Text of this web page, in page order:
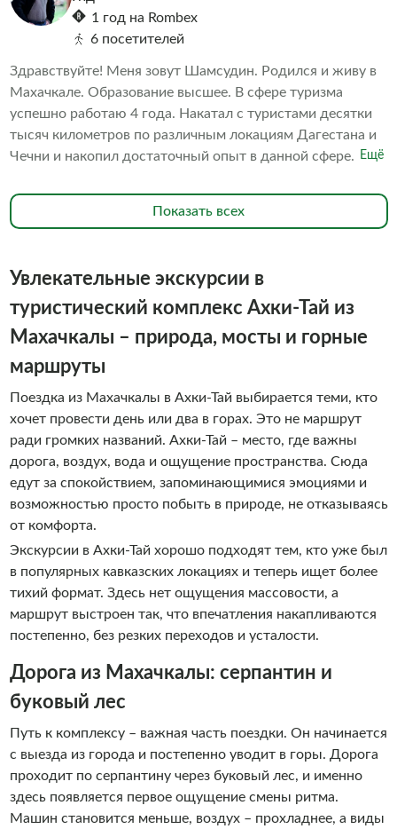
1 год на Rombex
6 посетителей
Здравствуйте! Меня зовут Шамсудин. Родился и живу в
Махачкале. Образование высшее. В сфере туризма
успешно работаю 4 года. Накатал с туристами десятки
тысяч километров по различным локациям Дагестана и
Чечни и накопил достаточный опыт в данной сфере. Тем
закончил курсы экскурсовода в Высшей школе
менеджмента и технологий в Финансовом университете
Ещё
Показать всех
Увлекательные экскурсии в
туристический комплекс Ахки-Тай из
Махачкалы – природа, мосты и горные
маршруты
Поездка из Махачкалы в Ахки-Тай выбирается теми, кто
хочет провести день или два в горах. Это не маршрут
ради громких названий. Ахки-Тай – место, где важны
дорога, воздух, вода и ощущение пространства. Сюда
едут за спокойствием, запоминающимися эмоциями и
возможностью просто побыть в природе, не отказываясь
от комфорта.
Экскурсии в Ахки-Тай хорошо подходят тем, кто уже был
в популярных кавказских локациях и теперь ищет более
тихий формат. Здесь нет ощущения массовости, а
маршрут выстроен так, что впечатления накапливаются
постепенно, без резких переходов и усталости.
Дорога из Махачкалы: серпантин и
буковый лес
Путь к комплексу – важная часть поездки. Он начинается
с выезда из города и постепенно уводит в горы. Дорога
проходит по серпантину через буковый лес, и именно
здесь появляется первое ощущение смены ритма.
Машин становится меньше, воздух – прохладнее, а виды